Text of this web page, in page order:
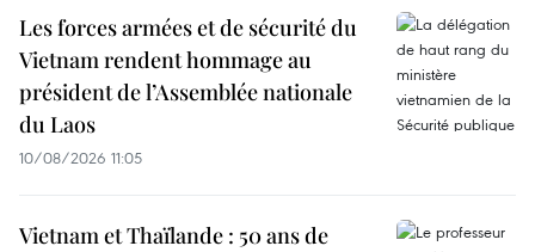
Les forces armées et de sécurité du
Vietnam rendent hommage au
président de l’Assemblée nationale
du Laos
10/08/2026 11:05
Vietnam et Thaïlande : 50 ans de